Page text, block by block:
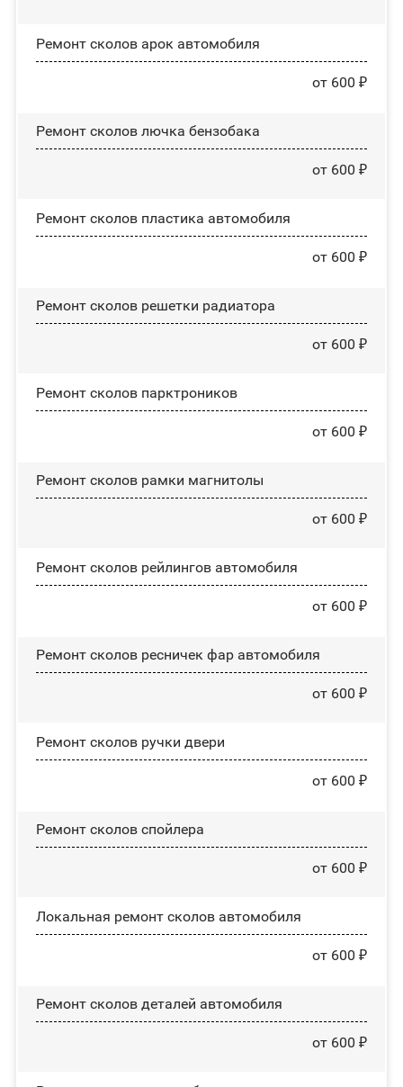
Ремонт сколов арок автомобиля
от 600 ₽
Ремонт сколов лючка бензобака
от 600 ₽
Ремонт сколов пластика автомобиля
от 600 ₽
Ремонт сколов решетки радиатора
от 600 ₽
Ремонт сколов парктроников
от 600 ₽
Ремонт сколов рамки магнитолы
от 600 ₽
Ремонт сколов рейлингов автомобиля
от 600 ₽
Ремонт сколов ресничек фар автомобиля
от 600 ₽
Ремонт сколов ручки двери
от 600 ₽
Ремонт сколов спойлера
от 600 ₽
Локальная ремонт сколов автомобиля
от 600 ₽
Ремонт сколов деталей автомобиля
от 600 ₽